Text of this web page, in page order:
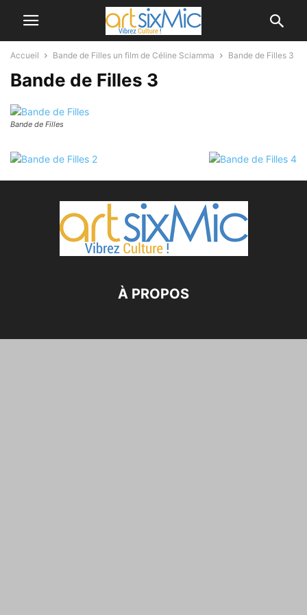
Accueil Bande de Filles un film de Céline Sciamma Bande de Filles 3
Bande de Filles 3
Bande de Filles
À PROPOS